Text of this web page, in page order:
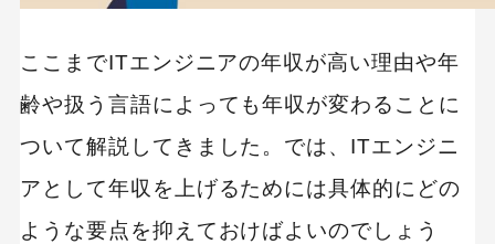
ここまでITエンジニアの年収が高い理由や年
齢や扱う言語によっても年収が変わることに
ついて解説してきました。では、ITエンジニ
アとして年収を上げるためには具体的にどの
ような要点を抑えておけばよいのでしょう